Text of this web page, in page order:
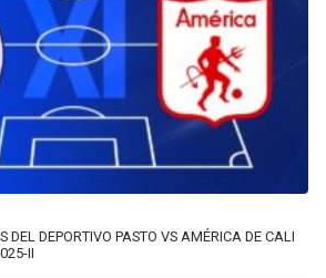
DEL DEPORTIVO PASTO VS AMÉRICA DE CALI
II